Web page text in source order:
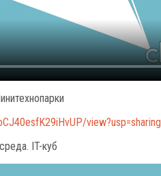
view?usp=sharing
IT-куб